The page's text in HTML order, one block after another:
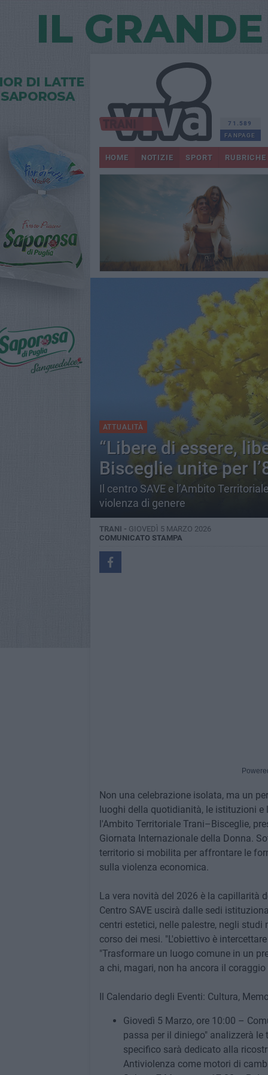
71.589
FANPAGE
HOME NOTIZIE SPORT RUBRICHE
ATTUALITÀ
“Libere di essere,
Bisceglie unite per
Il centro SAVE e l’Ambito
violenza di genere
TRANI - GIOVEDÌ 5 MARZO 2026
COMUNICATO STAMPA
Non una celebrazione isolata, ma un
luoghi della quotidianità, le istituzioni e
l'Ambito Territoriale Trani–Bisceglie,
Giornata Internazionale della Donna.
territorio si mobilita per affrontare le
sulla violenza economica.
La vera novità del 2026 è la capillarità
Centro SAVE uscirà dalle sedi
centri estetici, nelle palestre, negli
corso dei mesi. "L'obiettivo è
"Trasformare un luogo comune in un
a chi, magari, non ha ancora il
Il Calendario degli Eventi: Cultura,
Giovedì 5 Marzo, ore 10:00 –
passa per il diniego" analizzerà
specifico sarà dedicato alla
Antiviolenza come motori di